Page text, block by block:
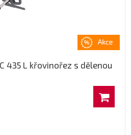
435 L křovinořez s dělenou